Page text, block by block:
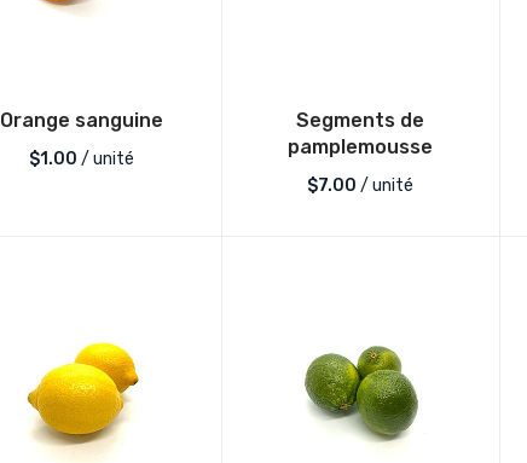
Orange sanguine
$1.00 / unité
Segments de
pamplemousse
$7.00 / unité